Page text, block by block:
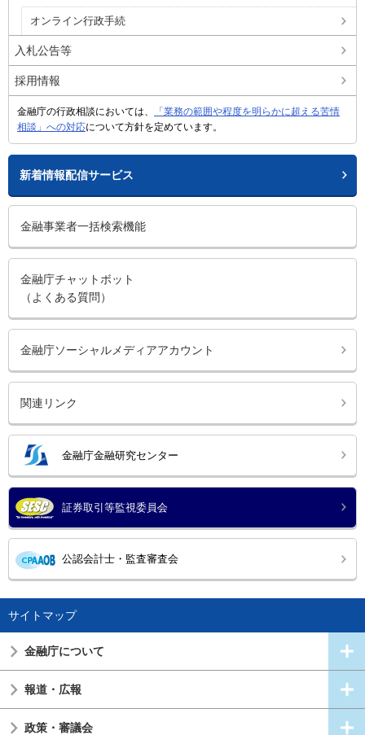
オンライン行政手続
入札公告等
採用情報
金融庁の行政相談においては、
「業務の範囲や程度を明らかに超える苦情
相談」への対応について方針を定めています。
新着情報配信サービス
金融事業者一括検索機能
金融庁チャットボット
（よくある質問）
金融庁ソーシャルメディアアカウント
関連リンク
金融庁金融研究センター
証券取引等監視委員会
公認会計士・監査審査会
サイトマップ
金融庁について
報道・広報
政策・審議会